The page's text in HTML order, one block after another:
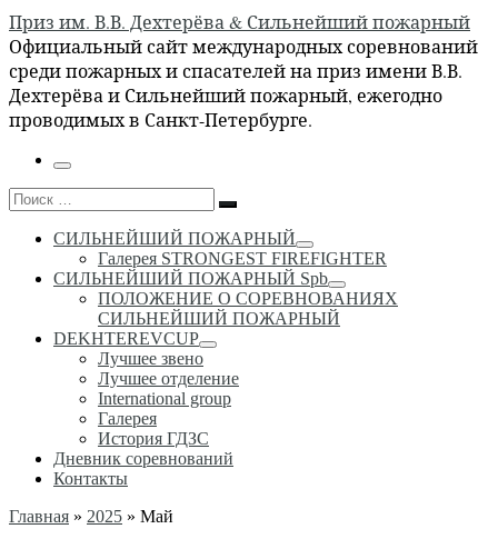
Приз им. В.В. Дехтерёва & Сильнейший пожарный
Официальный сайт международных соревнований
среди пожарных и спасателей на приз имени В.В.
Дехтерёва и Сильнейший пожарный, ежегодно
проводимых в Санкт-Петербурге.
Меню
Поиск
Поиск
…
СИЛЬНЕЙШИЙ ПОЖАРНЫЙ
Галерея STRONGEST FIREFIGHTER
СИЛЬНЕЙШИЙ ПОЖАРНЫЙ Spb
ПОЛОЖЕНИЕ О СОРЕВНОВАНИЯХ
СИЛЬНЕЙШИЙ ПОЖАРНЫЙ
DEKHTEREVCUP
Лучшее звено
Лучшее отделение
International group
Галерея
История ГДЗС
Дневник соревнований
Контакты
Главная » 2025 » Май